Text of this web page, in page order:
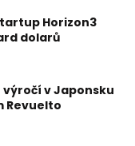
Horizon3
dolarů
v Japonsku
Revuelto